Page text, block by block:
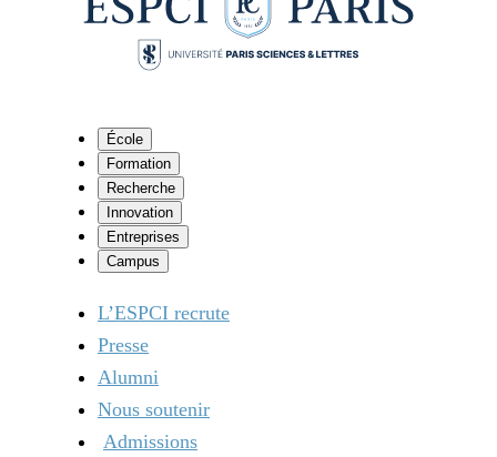
École
Formation
Recherche
Innovation
Entreprises
Campus
L’ESPCI recrute
Presse
Alumni
Nous soutenir
Admissions